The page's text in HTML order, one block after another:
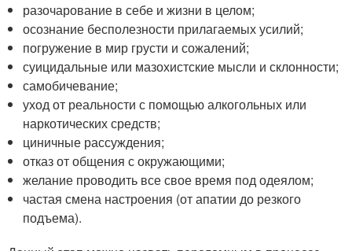
разочарование в себе и жизни в целом;
осознание бесполезности прилагаемых усилий;
погружение в мир грусти и сожалений;
суицидальные или мазохистские мысли и склонности;
самобичевание;
уход от реальности с помощью алкогольных или
наркотических средств;
циничные рассуждения;
отказ от общения с окружающими;
желание проводить все свое время под одеялом;
частая смена настроения (от апатии до резкого
подъема).